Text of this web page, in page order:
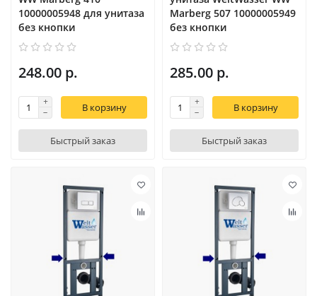
10000005948 для унитаза
без кнопки
248.00 р.
В корзину
Быстрый заказ
Marberg 507 10000005949
без кнопки
285.00 р.
В корзину
Быстрый заказ